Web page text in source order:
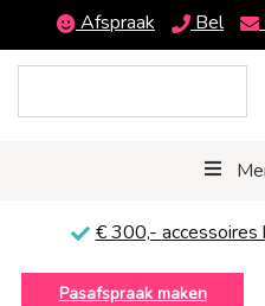
Afspraak Bel
€ 300,- accessoires
Pasafspraak maken